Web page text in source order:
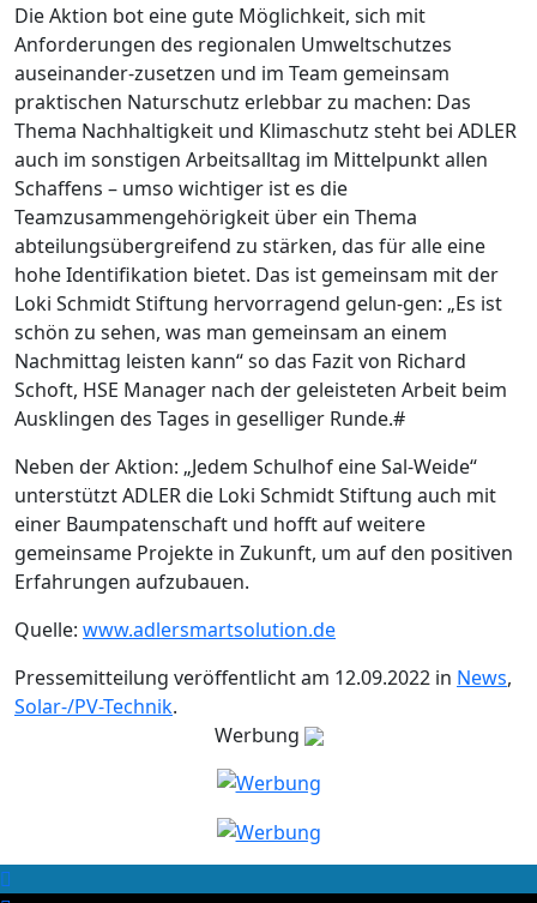
Die Aktion bot eine gute Möglichkeit, sich mit
Anforderungen des regionalen Umweltschutzes
auseinander-zusetzen und im Team gemeinsam
praktischen Naturschutz erlebbar zu machen: Das
Thema Nachhaltigkeit und Klimaschutz steht bei ADLER
auch im sonstigen Arbeitsalltag im Mittelpunkt allen
Schaffens – umso wichtiger ist es die
Teamzusammengehörigkeit über ein Thema
abteilungsübergreifend zu stärken, das für alle eine
hohe Identifikation bietet. Das ist gemeinsam mit der
Loki Schmidt Stiftung hervorragend gelun-gen: „Es ist
schön zu sehen, was man gemeinsam an einem
Nachmittag leisten kann“ so das Fazit von Richard
Schoft, HSE Manager nach der geleisteten Arbeit beim
Ausklingen des Tages in geselliger Runde.#
Neben der Aktion: „Jedem Schulhof eine Sal-Weide“
unterstützt ADLER die Loki Schmidt Stiftung auch mit
einer Baumpatenschaft und hofft auf weitere
gemeinsame Projekte in Zukunft, um auf den positiven
Erfahrungen aufzubauen.
Quelle: www.adlersmartsolution.de
Pressemitteilung veröffentlicht am 12.09.2022 in News,
Solar-/PV-Technik.
Werbung